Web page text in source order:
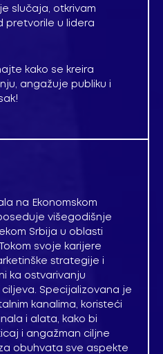
slučaja, otkrivam
pretvorile u lidera
kako se kreira
angažuje publiku i
na Ekonomskom
višegodišnje
Srbija u oblasti
svoje karijere
strategije i
ka ostvarivanju
ciljeva. Specijalizovana je
kanalima, koristeći
i alata, kako bi
i angažman ciljne
obuhvata sve aspekte